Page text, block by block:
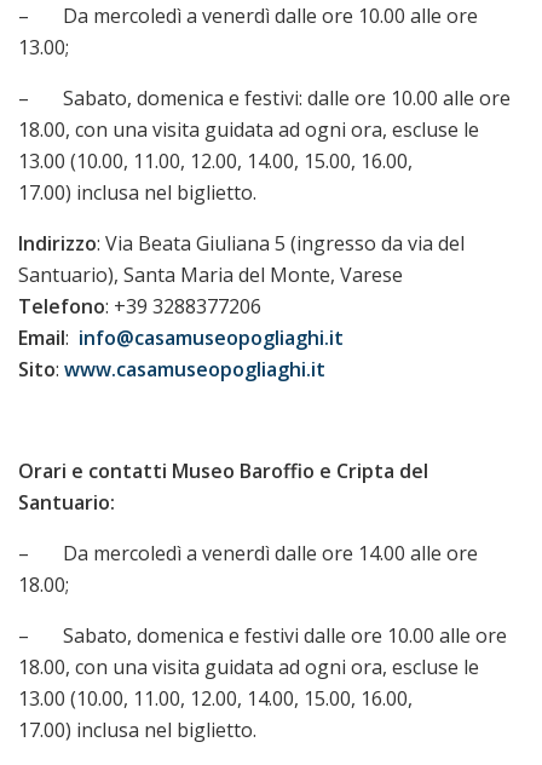
– Da mercoledì a venerdì dalle ore 10.00 alle ore
13.00;
– Sabato, domenica e festivi: dalle ore 10.00 alle ore
18.00, con una visita guidata ad ogni ora, escluse le
13.00 (10.00, 11.00, 12.00, 14.00, 15.00, 16.00,
17.00) inclusa nel biglietto.
Indirizzo: Via Beata Giuliana 5 (ingresso da via del
Santuario), Santa Maria del Monte, Varese
Telefono: +39 3288377206
Email: info@casamuseopogliaghi.it
Sito: www.casamuseopogliaghi.it
Orari e contatti Museo Baroffio e Cripta del
Santuario:
– Da mercoledì a venerdì dalle ore 14.00 alle ore
18.00;
– Sabato, domenica e festivi dalle ore 10.00 alle ore
18.00, con una visita guidata ad ogni ora, escluse le
13.00 (10.00, 11.00, 12.00, 14.00, 15.00, 16.00,
17.00) inclusa nel biglietto.